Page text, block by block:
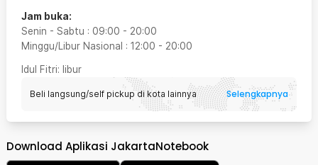
Jam buka:
Senin - Sabtu : 09:00 - 20:00
Minggu/Libur Nasional : 12:00 - 20:00
Idul Fitri: libur
Beli langsung/self pickup di kota lainnya Selengkapnya
Download Aplikasi JakartaNotebook